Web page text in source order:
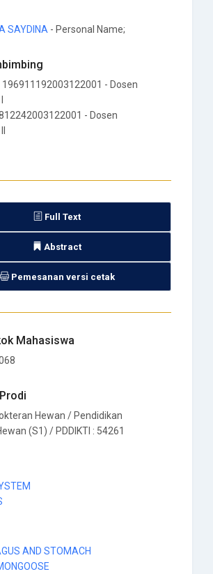
SAYDINA - Personal Name;
196911192003122001 - Dosen
- Dosen
Full Text
Abstract
Pemesanan versi cetak
Mahasiswa
Hewan / Pendidikan
(S1) / PDDIKTI : 54261
AND STOMACH